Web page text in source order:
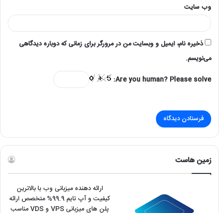
وب‌ سایت
ذخیره نام، ایمیل و وبسایت من در مرورگر برای زمانی که دوباره دیدگاهی
می‌نویسم.
Are you human? Please solve:
زمین هاست
ارائه دهنده میزبانی وب با بالاترین
کیفیت و آپ تایم 99.9% متخصص ارائه
پلن های میزبانی VPS و VDS مناسب